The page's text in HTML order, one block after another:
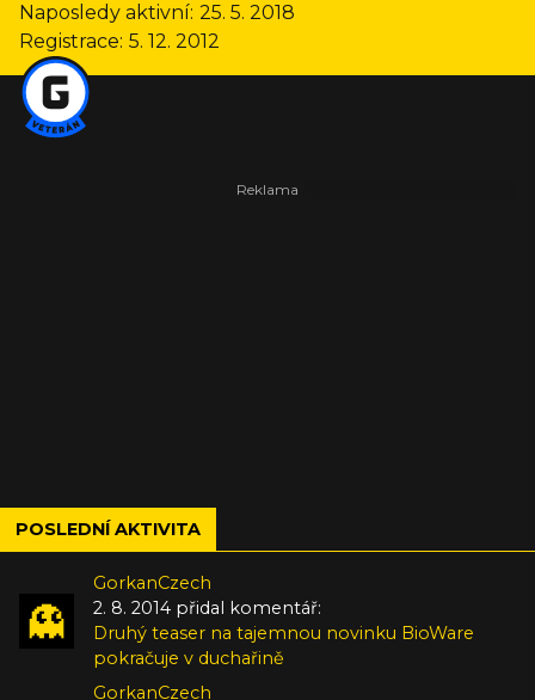
Naposledy aktivní: 25. 5. 2018
Registrace: 5. 12. 2012
POSLEDNÍ AKTIVITA
GorkanCzech
2. 8. 2014 přidal komentář:
Druhý teaser na tajemnou novinku BioWare
pokračuje v duchařině
GorkanCzech